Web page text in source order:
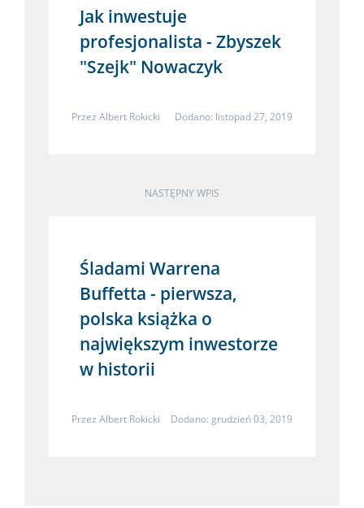
Jak inwestuje
profesjonalista - Zbyszek
"Szejk" Nowaczyk
Przez Albert Rokicki Dodano: listopad 27, 2019
NASTĘPNY WPIS
Śladami Warrena
Buffetta - pierwsza,
polska książka o
największym inwestorze
w historii
Przez Albert Rokicki Dodano: grudzień 03, 2019